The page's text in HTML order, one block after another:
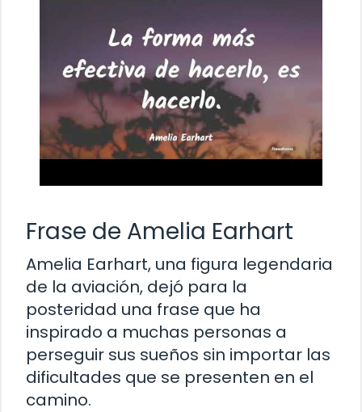
Frase de Amelia Earhart
Amelia Earhart, una figura legendaria
de la aviación, dejó para la
posteridad una frase que ha
inspirado a muchas personas a
perseguir sus sueños sin importar las
dificultades que se presenten en el
camino.